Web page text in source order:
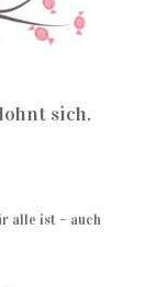
sich.
alle ist – auch